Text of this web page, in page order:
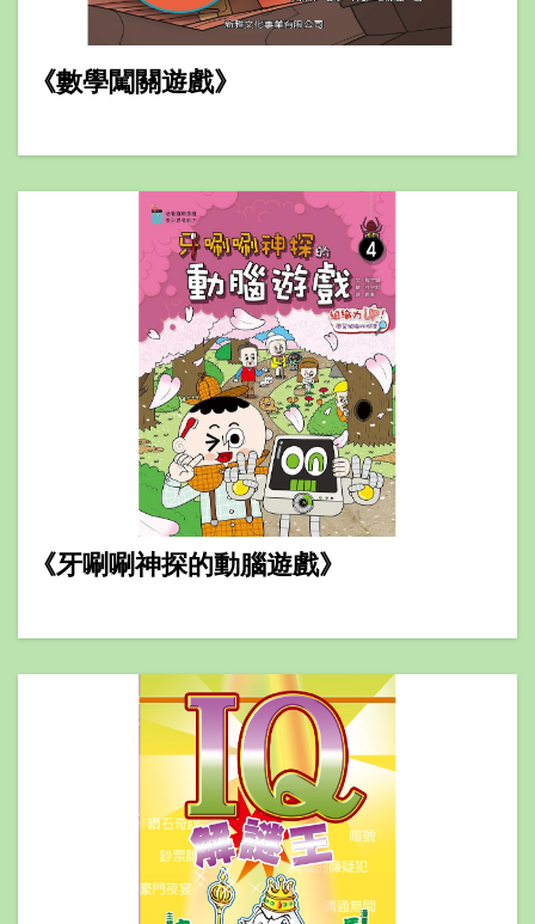
《數學闖關遊戲》
《牙唰唰神探的動腦遊戲》